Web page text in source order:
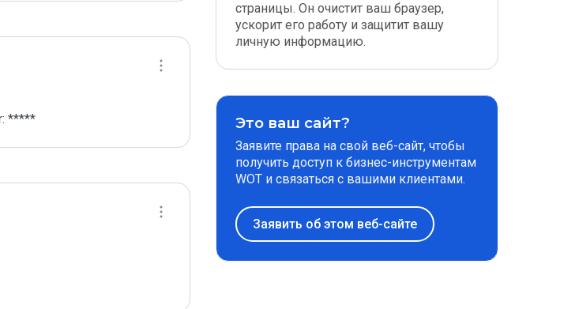
*****
страницы. Он очистит ваш браузер,
ускорит его работу и защитит вашу
личную информацию.
Это ваш сайт?
Заявите права на свой веб-сайт, чтобы
получить доступ к бизнес-инструментам
WOT и связаться с вашими клиентами.
Заявить об этом веб-сайте